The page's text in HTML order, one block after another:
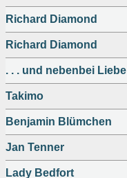
Richard Diamond
Richard Diamond
. . . und nebenbei Liebe
Takimo
Benjamin Blümchen
Jan Tenner
Lady Bedfort